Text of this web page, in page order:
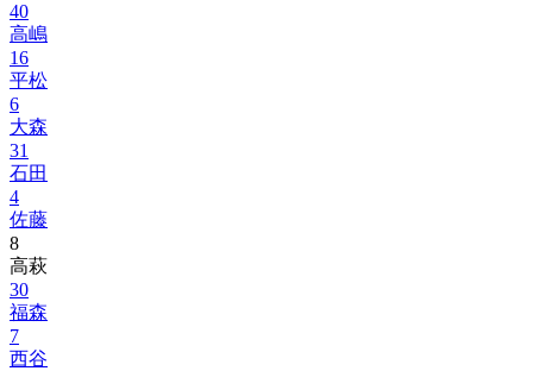
40
高嶋
16
平松
6
大森
31
石田
4
佐藤
8
高萩
30
福森
7
西谷